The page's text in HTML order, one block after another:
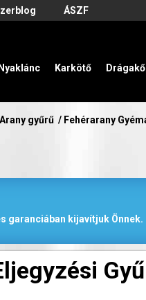
ÁSZF
Nyaklánc Karkötő Drágakő
Arany gyűrű / Fehérarany
garanciában kijavítjuk Önnek.